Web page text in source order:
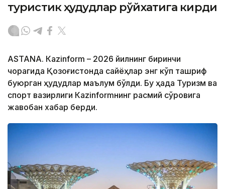
туристик ҳудудлар рўйхатига кирди
ASTANА. Кazinform – 2026 йилнинг биринчи
чорагида Қозоғистонда сайёҳлар энг кўп ташриф
буюрган ҳудудлар маълум бўлди. Бу ҳақда Туризм ва
спорт вазирлиги Кazinformнинг расмий сўровига
жавобан хабар берди.